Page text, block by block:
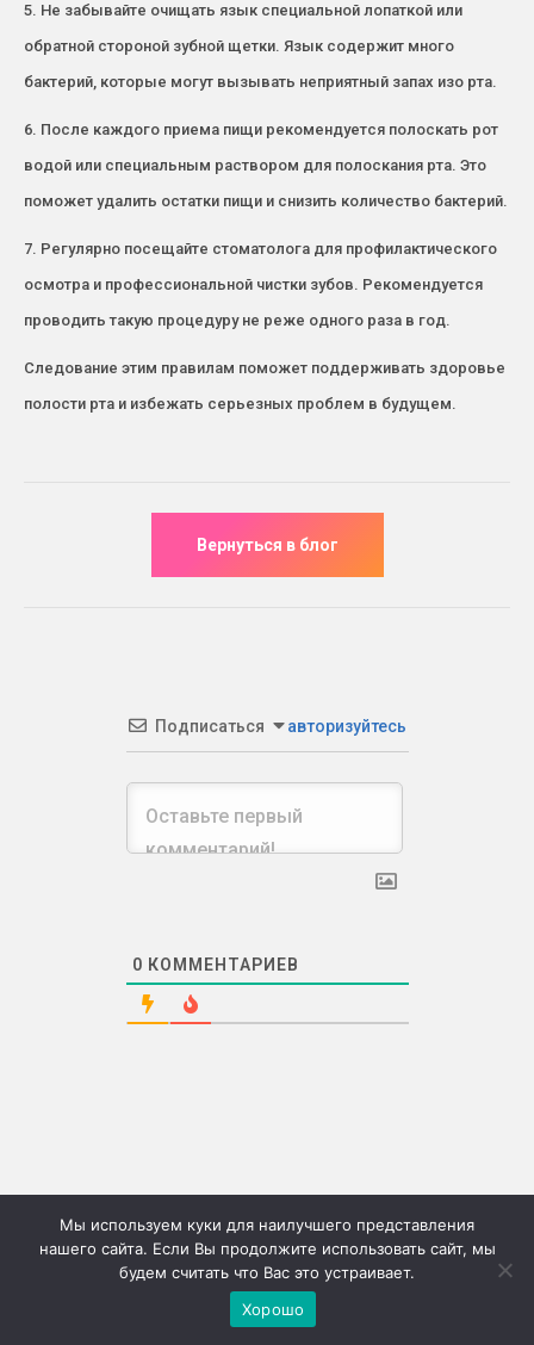
5. Не забывайте очищать язык специальной лопаткой или
обратной стороной зубной щетки. Язык содержит много
бактерий, которые могут вызывать неприятный запах изо рта.
6. После каждого приема пищи рекомендуется полоскать рот
водой или специальным раствором для полоскания рта. Это
поможет удалить остатки пищи и снизить количество бактерий.
7. Регулярно посещайте стоматолога для профилактического
осмотра и профессиональной чистки зубов. Рекомендуется
проводить такую процедуру не реже одного раза в год.
Следование этим правилам поможет поддерживать здоровье
полости рта и избежать серьезных проблем в будущем.
Подписаться авторизуйтесь
0 КОММЕНТАРИЕВ
©2026г. "Сию" Сервис коммерческих публикаций
Меню
Мы используем куки для наилучшего представления
нашего сайта. Если Вы продолжите использовать сайт, мы
будем считать что Вас это устраивает.
Хорошо